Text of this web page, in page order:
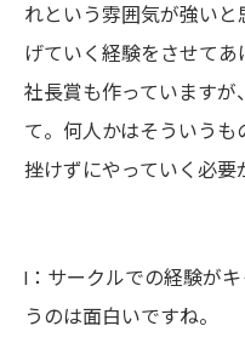
れという雰囲気が強い
げていく経験をさせて
社長賞も作っていますが
て。何人かはそういうも
挫けずにやっていく必要
I：サークルでの経験が
うのは面白いですね。